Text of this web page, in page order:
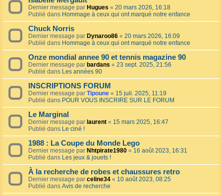
Dernier message par Hugues « 20 mars 2026, 16:18
Publié dans Hommage à ceux qui ont marqué notre enfance
Chuck Norris
Dernier message par Dynaroo86 « 20 mars 2026, 16:09
Publié dans Hommage à ceux qui ont marqué notre enfance
Onze mondial annee 90 et tennis magazine 90
Dernier message par bardans « 23 sept. 2025, 21:56
Publié dans Les années 90
INSCRIPTIONS FORUM
Dernier message par Tipoune « 15 juil. 2025, 11:19
Publié dans POUR VOUS INSCRIRE SUR LE FORUM
Le Marginal
Dernier message par laurent « 15 mars 2025, 16:47
Publié dans Le ciné !
1988 : La Coupe du Monde Lego
Dernier message par Nhtpirate1980 « 16 août 2023, 16:31
Publié dans Les jeux & jouets !
À la recherche de robes et chaussures retro
Dernier message par celine34 « 10 août 2023, 08:25
Publié dans Avis de recherche